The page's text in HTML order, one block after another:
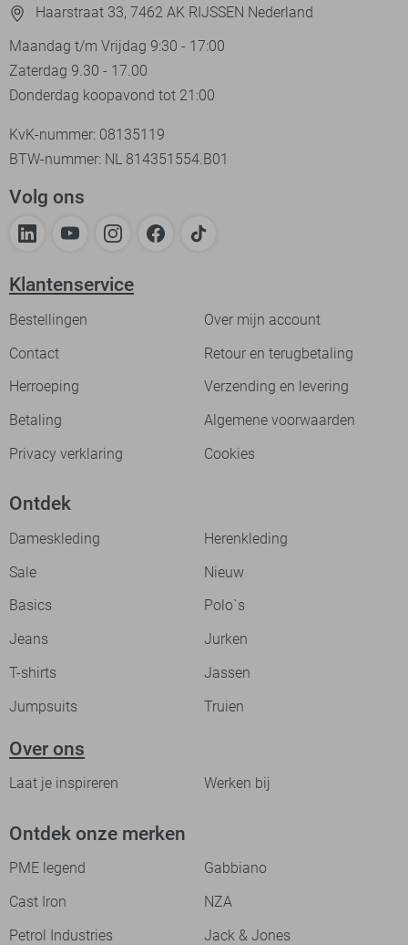
Haarstraat 33, 7462 AK RIJSSEN Nederland
Maandag t/m Vrijdag 9:30 - 17:00
Zaterdag 9.30 - 17.00
Donderdag koopavond tot 21:00
KvK-nummer: 08135119
BTW-nummer: NL 814351554.B01
Volg ons
Klantenservice
Bestellingen
Over mijn account
Contact
Retour en terugbetaling
Herroeping
Verzending en levering
Betaling
Algemene voorwaarden
Privacy verklaring
Cookies
Ontdek
Dameskleding
Herenkleding
Sale
Nieuw
Basics
Polo`s
Jeans
Jurken
T-shirts
Jassen
Jumpsuits
Truien
Over ons
Laat je inspireren Werken bij
Ontdek onze merken
PME legend
Gabbiano
Cast Iron
NZA
Petrol Industries
Jack & Jones